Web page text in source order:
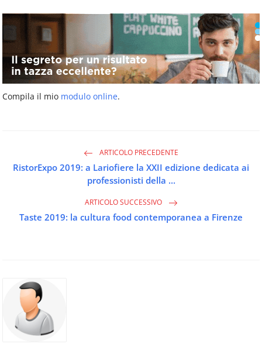
Compila il mio modulo online.
ARTICOLO PRECEDENTE
RistorExpo 2019: a Lariofiere la XXII edizione dedicata ai
professionisti della ...
ARTICOLO SUCCESSIVO
Taste 2019: la cultura food contemporanea a Firenze